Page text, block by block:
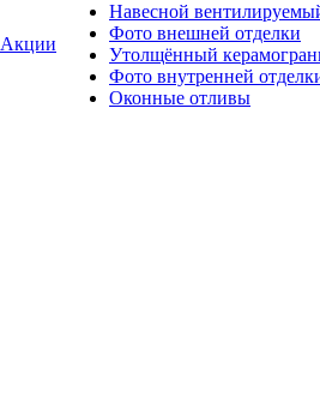
Акции
Навесной
Фото внешней отделки
Утолщённый
Фото внутренней
Оконные отливы